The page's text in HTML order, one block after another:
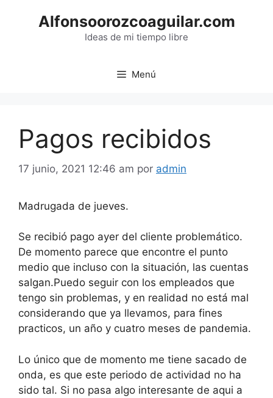
Alfonsoorozcoaguilar.com
Ideas de mi tiempo libre
Menú
Pagos recibidos
17 junio, 2021 12:46 am por admin
Madrugada de jueves.
Se recibió pago ayer del cliente problemático.
De momento parece que encontre el punto
medio que incluso con la situación, las cuentas
salgan.Puedo seguir con los empleados que
tengo sin problemas, y en realidad no está mal
considerando que ya llevamos, para fines
practicos, un año y cuatro meses de pandemia.
Lo único que de momento me tiene sacado de
onda, es que este periodo de actividad no ha
sido tal. Si no pasa algo interesante de aqui a